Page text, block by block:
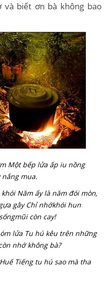
và biết ơn bà không bao
Một bếp lửa ấp iu nồng
mua.
Năm ấy là năm đói mòn,
gây Chỉ nhớkhói hun
còn cay!
lửa Tu hú kêu trên những
nhớ không bà?
Tiếng tu hú sao mà tha